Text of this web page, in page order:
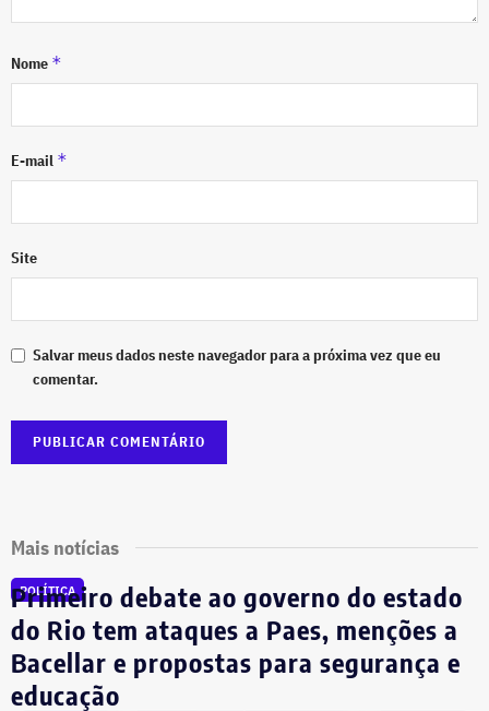
Nome *
E-mail *
Site
Salvar meus dados neste navegador para a próxima vez que eu
comentar.
Mais notícias
POLÍTICA
Primeiro debate ao governo do estado
do Rio tem ataques a Paes, menções a
Bacellar e propostas para segurança e
educação